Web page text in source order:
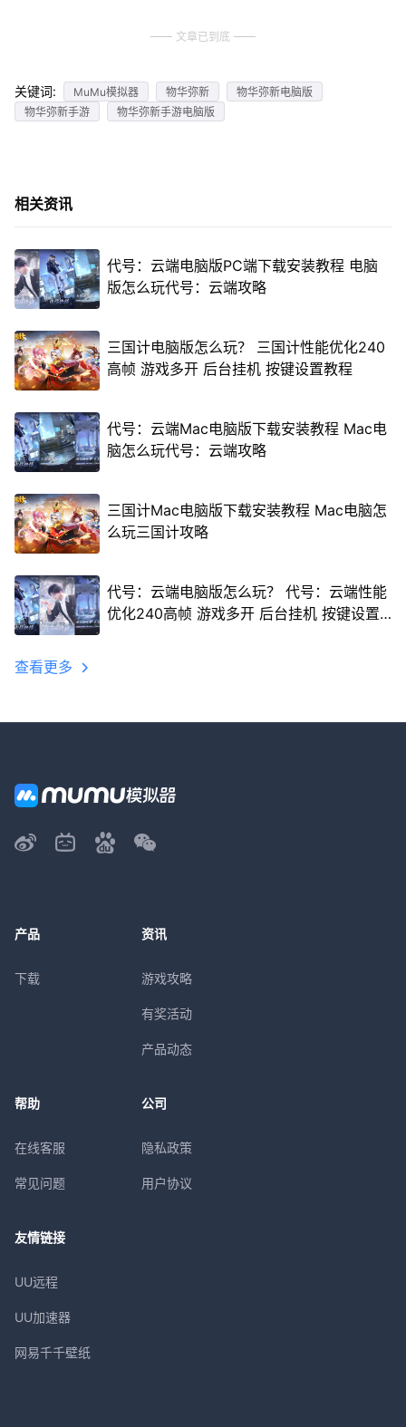
文章已到底
关键词: MuMu模拟器 物华弥新
物华弥新电脑版
物华弥新手游
物华弥新手游电脑版
相关资讯
代号：云端电脑版PC端下载安装教程 电脑
版怎么玩代号：云端攻略
三国计电脑版怎么玩？ 三国计性能优化240
高帧 游戏多开 后台挂机 按键设置教程
代号：云端Mac电脑版下载安装教程 Mac电
脑怎么玩代号：云端攻略
三国计Mac电脑版下载安装教程 Mac电脑怎
么玩三国计攻略
代号：云端电脑版怎么玩？ 代号：云端性能
优化240高帧 游戏多开 后台挂机 按键设置
查看更多
产品
下载
资讯
游戏攻略
有奖活动
产品动态
帮助
在线客服
常见问题
公司
隐私政策
用户协议
友情链接
UU远程
UU加速器
网易千千壁纸